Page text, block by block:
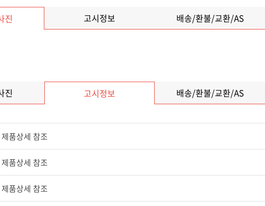
진 고시정보 배송/환불/교환/AS
진 고시정보 배송/환불/교환/AS
품상세 참조
품상세 참조
품상세 참조​